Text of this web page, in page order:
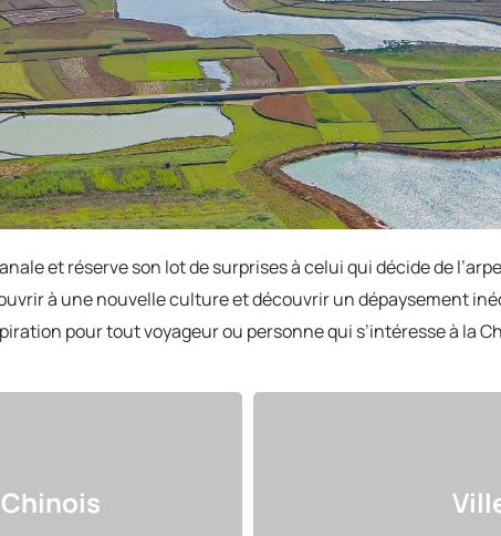
et réserve son lot de surprises à celui qui décide de
à une nouvelle culture et découvrir un dépaysement
pour tout voyageur ou personne qui s’intéresse à la